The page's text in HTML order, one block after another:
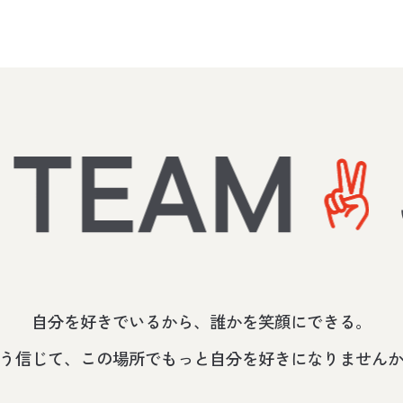
自分を好きでいるから、誰かを笑顔にできる。
信じて、この場所でもっと自分を好きになりません